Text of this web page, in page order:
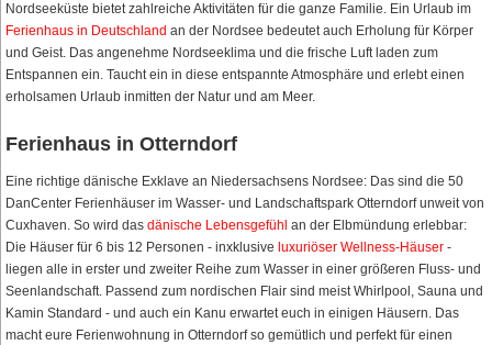
Nordseeküste bietet zahlreiche Aktivitäten für die ganze Familie. Ein Urlaub im
Ferienhaus in Deutschland an der Nordsee bedeutet auch Erholung für Körper
und Geist. Das angenehme Nordseeklima und die frische Luft laden zum
Entspannen ein. Taucht ein in diese entspannte Atmosphäre und erlebt einen
erholsamen Urlaub inmitten der Natur und am Meer.
Ferienhaus in Otterndorf
Eine richtige dänische Exklave an Niedersachsens Nordsee: Das sind die 50
DanCenter Ferienhäuser im Wasser- und Landschaftspark Otterndorf unweit von
Cuxhaven. So wird das dänische Lebensgefühl an der Elbmündung erlebbar:
Die Häuser für 6 bis 12 Personen - inxklusive luxuriöser Wellness-Häuser -
liegen alle in erster und zweiter Reihe zum Wasser in einer größeren Fluss- und
Seenlandschaft. Passend zum nordischen Flair sind meist Whirlpool, Sauna und
Kamin Standard - und auch ein Kanu erwartet euch in einigen Häusern. Das
macht eure Ferienwohnung in Otterndorf so gemütlich und perfekt für einen